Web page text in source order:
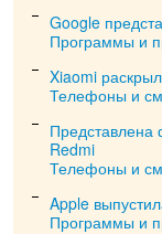
Google
Программы и
Xiaomi
Телефоны и
Представлена
Redmi
Телефоны и
Apple
Программы и